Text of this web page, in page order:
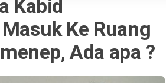
Kabid
Ke Ruang
Ada apa ?